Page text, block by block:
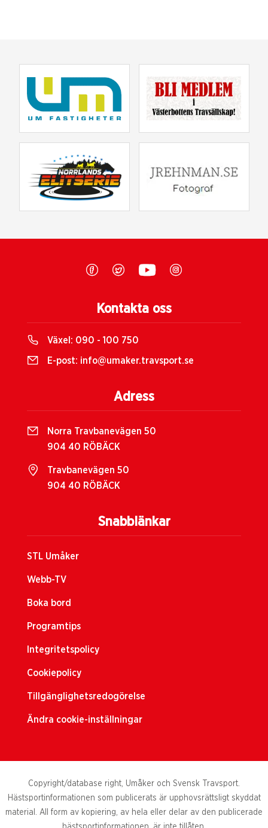
Snabblänkar
STL Umåker
Webb-TV
Boka bord
Programtips
Integritetspolicy
Cookiepolicy
Tillgänglighetsredogörelse
Ändra cookie-inställningar
Kontakta oss
Växel: 090 - 100 750
E-post: info@umaker.travsport.se
Adress
Norra Travbanevägen 50
904 40 RÖBÄCK
Travbanevägen 50
904 40 RÖBÄCK
Copyright/database right, Umåker och Svensk Travsport.
Hästsportinformationen som publicerats är upphovsrättsligt skyddat
material. All form av kopiering, av hela eller delar av den publicerade